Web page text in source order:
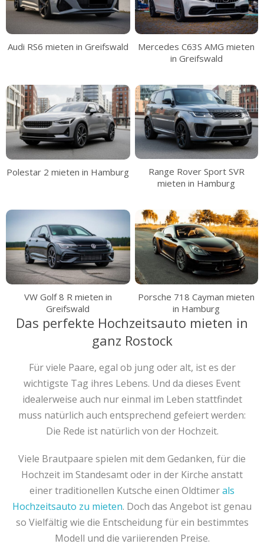
Audi RS6 mieten in Greifswald
Mercedes C63S AMG mieten
in Greifswald
Polestar 2 mieten in Hamburg
Range Rover Sport SVR
mieten in Hamburg
VW Golf 8 R mieten in
Greifswald
Porsche 718 Cayman mieten
in Hamburg
Das perfekte Hochzeitsauto mieten in
ganz Rostock
Für viele Paare, egal ob jung oder alt, ist es der
wichtigste Tag ihres Lebens. Und da dieses Event
idealerweise auch nur einmal im Leben stattfindet
muss natürlich auch entsprechend gefeiert werden:
Die Rede ist natürlich von der Hochzeit.
Viele Brautpaare spielen mit dem Gedanken, für die
Hochzeit im Standesamt oder in der Kirche anstatt
einer traditionellen Kutsche einen Oldtimerals
Hochzeitsauto zu mieten. Doch das Angebot ist genau
so Vielfältig wie die Entscheidung für ein bestimmtes
Modell und die variierenden Preise.